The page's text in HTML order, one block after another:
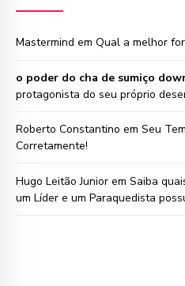
Mastermind em Qual a melhor
o poder do cha de sumiço
protagonista do seu próprio
Roberto Constantino em Seu
Corretamente!
Hugo Leitão Junior em Saiba
um Líder e um Paraquedista